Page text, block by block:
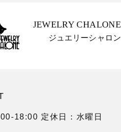
JEWELRY CHALONE
ジュエリーシャロン
18:00 定休日：水曜日